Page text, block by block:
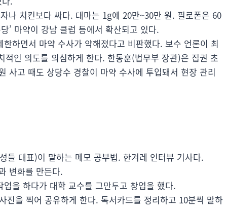
나 치킨보다 싸다. 대마는 1g에 20만~30만 원. 필로폰은 60
’ 마약이 강남 클럽 등에서 확산되고 있다.
하면서 마약 수사가 약해졌다고 비판했다. 보수 언론이 최
인 의도를 의심하게 한다. 한동훈(법무부 장관)은 집권 초
사고 때도 상당수 경찰이 마약 수사에 투입돼서 현장 관리
들 대표)이 말하는 메모 공부법. 한겨레 인터뷰 기사다.
변화를 만든다.
을 하다가 대학 교수를 그만두고 창업을 했다.
을 찍어 공유하게 한다. 독서카드를 정리하고 10분씩 말하